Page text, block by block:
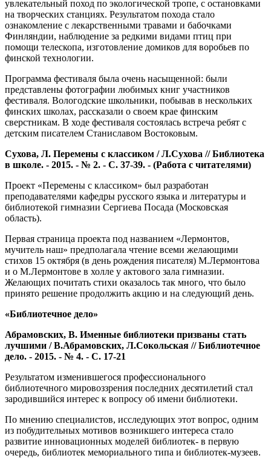
увлекательный поход по экологической тропе, с остановками
на творческих станциях. Результатом похода стало
ознакомление с лекарственными травами и бабочками
Финляндии, наблюдение за редкими видами птиц при
помощи телескопа, изготовление домиков для воробьев по
финской технологии.
Программа фестиваля была очень насыщенной: были
представлены фотографии любимых книг участников
фестиваля. Вологодские школьники, побывав в нескольких
финских школах, рассказали о своем крае финским
сверстникам. В ходе фестиваля состоялась встреча ребят с
детским писателем Станиславом Востоковым.
Сухова, Л. Перемены с классиком / Л.Сухова // Библиотека
в школе. - 2015. - № 2. - С. 37-39. - (Работа с читателями)
Проект «Перемены с классиком» был разработан
преподавателями кафедры русского языка и литературы и
библиотекой гимназии Сергиева Посада (Московская
область).
Первая страница проекта под названием «Лермонтов,
мучитель наш» предполагала чтение всеми желающими
стихов 15 октября (в день рождения писателя) М.Лермонтова
и о М.Лермонтове в холле у актового зала гимназии.
Желающих почитать стихи оказалось так много, что было
принято решение продолжить акцию и на следующий день.
«Библиотечное дело»
Абрамовских, В. Именные библиотеки призваны стать
лучшими / В.Абрамовских, Л.Сокольская // Библиотечное
дело. - 2015. - № 4. - С. 17-21
Результатом изменившегося профессионального
библиотечного мировоззрения последних десятилетий стал
зародившийся интерес к вопросу об имени библиотеки.
По мнению специалистов, исследующих этот вопрос, одним
из побудительных мотивов возникшего интереса стало
развитие инновационных моделей библиотек- в первую
очередь, библиотек мемориального типа и библиотек-музеев.